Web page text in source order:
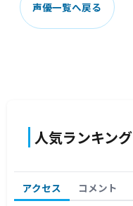
声優一覧へ戻る
人気ランキング
アクセス コメント